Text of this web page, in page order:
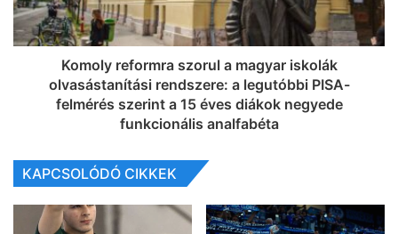
Komoly reformra szorul a magyar iskolák
olvasástanítási rendszere: a legutóbbi PISA-
felmérés szerint a 15 éves diákok negyede
funkcionális analfabéta
KAPCSOLÓDÓ CIKKEK